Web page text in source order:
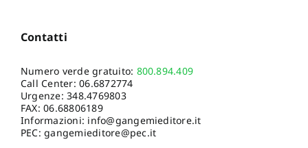
Contatti
Numero verde gratuito: 800.894.409
Call Center:06.6872774
Urgenze:348.4769803
FAX: 06.68806189
Informazioni: info@gangemieditore.it
PEC: gangemieditore@pec.it